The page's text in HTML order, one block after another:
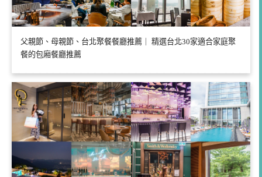
父親節、母親節、台北聚餐餐廳推薦｜ 精選台北30家適合家庭聚
餐的包廂餐廳推薦